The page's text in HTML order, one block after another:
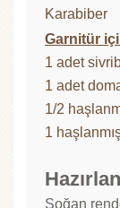
Karabiber
Garnitür
1 adet
1 adet
1/2
1
Soğan